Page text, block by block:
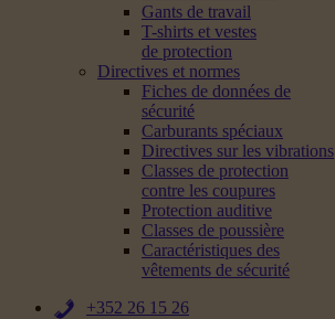
Gants de travail
T-shirts et vestes
de protection
Directives et normes
Fiches de données de
sécurité
Carburants spéciaux
Directives sur les vibrations
Classes de protection
contre les coupures
Protection auditive
Classes de poussière
Caractéristiques des
vêtements de sécurité
+352 26 15 26